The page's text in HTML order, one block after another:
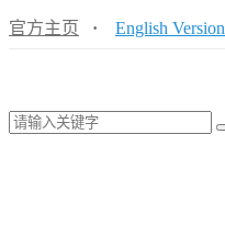
官方主页 · English Version